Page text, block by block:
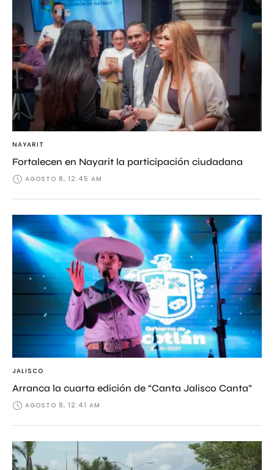
NAYARIT
Fortalecen en Nayarit la participación ciudadana
AGOSTO 8, 12:45 AM
JALISCO
Arranca la cuarta edición de “Canta Jalisco Canta”
AGOSTO 8, 12:41 AM